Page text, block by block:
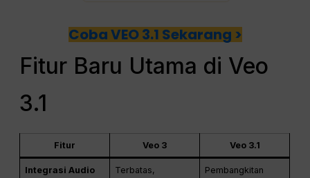
Coba VEO 3.1 Sekarang >
Fitur Baru Utama di Veo
3.1
Fitur Veo 3 Veo 3.1
Integrasi Audio
Terbatas,
Pembangkitan